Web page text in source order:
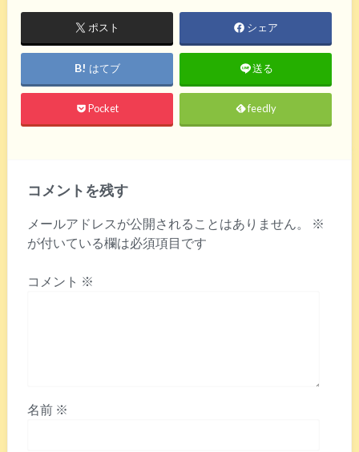
ポスト シェア
はてブ 送る
Pocket feedly
コメントを残す
メールアドレスが公開されることはありません。
※
が付いている欄は必須項目です
コメント ※
名前 ※